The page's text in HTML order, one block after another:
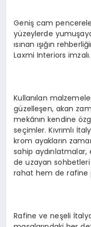
Geniş cam
yüzeylerde
ısınan ışığın
Laxmi Interiors imzalı.
Kullanılan
güzelleşen, akan
mekânın kendine
seçimler. Kıvrımlı
krom ayakların
sahip aydınlatmalar,
de uzayan
rahat hem de rafine
Rafine ve neşeli